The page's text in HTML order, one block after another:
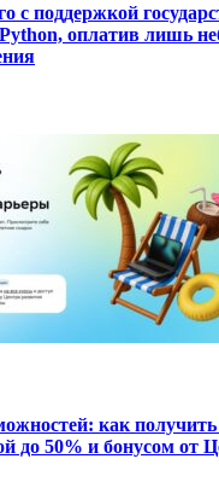
с поддержкой
оплатив лишь
как
до 50% и бонусом от